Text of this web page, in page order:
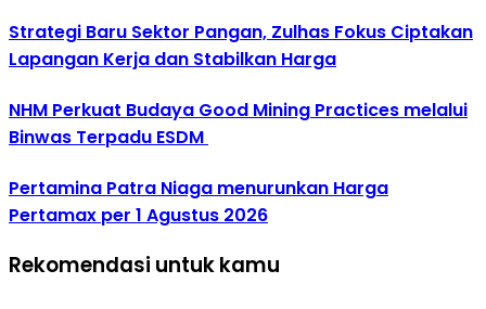
Strategi Baru Sektor Pangan, Zulhas Fokus Ciptakan
Lapangan Kerja dan Stabilkan Harga
NHM Perkuat Budaya Good Mining Practices melalui
Binwas Terpadu ESDM
Pertamina Patra Niaga menurunkan Harga
Pertamax per 1 Agustus 2026
Rekomendasi untuk kamu